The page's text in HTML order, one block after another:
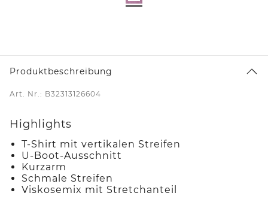
Produktbeschreibung
Art. Nr.: B32313126604
Highlights
T-Shirt mit vertikalen Streifen
U-Boot-Ausschnitt
Kurzarm
Schmale Streifen
Viskosemix mit Stretchanteil